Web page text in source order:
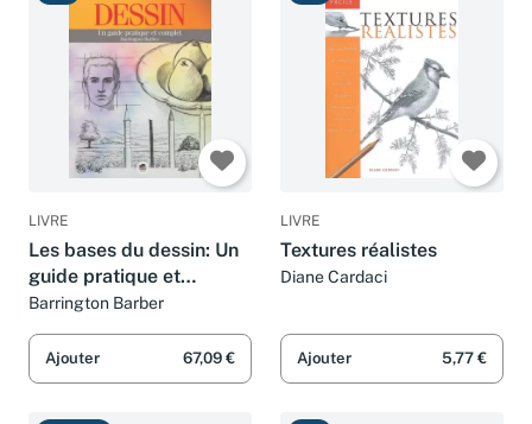
LIVRE
Les bases du dessin: Un
guide pratique et
complet
Barrington Barber
Ajouter 67,09 €
LIVRE
Textures réalistes
Diane Cardaci
Ajouter 5,77 €